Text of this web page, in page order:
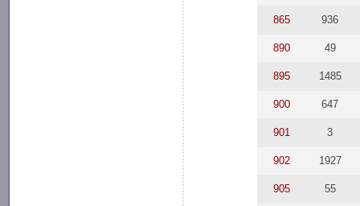
865 936
890 49
895 1485
900 647
901 3
902 1927
905 55